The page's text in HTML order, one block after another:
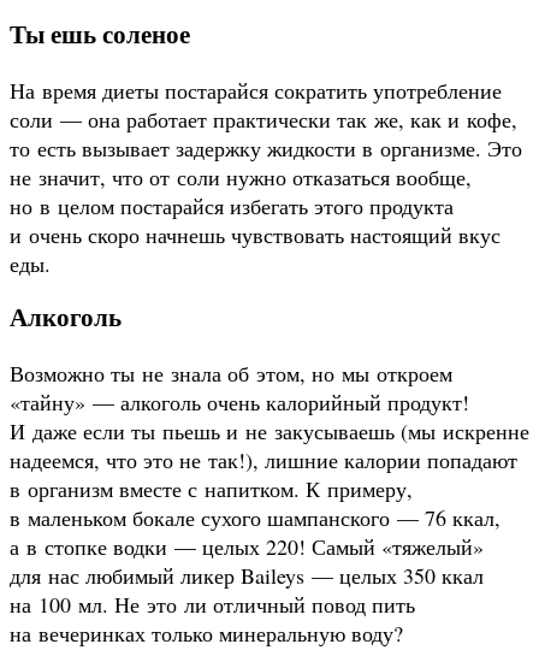
Ты ешь соленое
На время диеты постарайся сократить употребление
соли — она работает практически так же, как и кофе,
то есть вызывает задержку жидкости в организме. Это
не значит, что от соли нужно отказаться вообще,
но в целом постарайся избегать этого продукта
и очень скоро начнешь чувствовать настоящий вкус
еды.
Алкоголь
Возможно ты не знала об этом, но мы откроем
«тайну» — алкоголь очень калорийный продукт!
И даже если ты пьешь и не закусываешь (мы искренне
надеемся, что это не так!), лишние калории попадают
в организм вместе с напитком. К примеру,
в маленьком бокале сухого шампанского — 76 ккал,
а в стопке водки — целых 220! Самый «тяжелый»
для нас любимый ликер Baileys — целых 350 ккал
на 100 мл. Не это ли отличный повод пить
на вечеринках только минеральную воду?